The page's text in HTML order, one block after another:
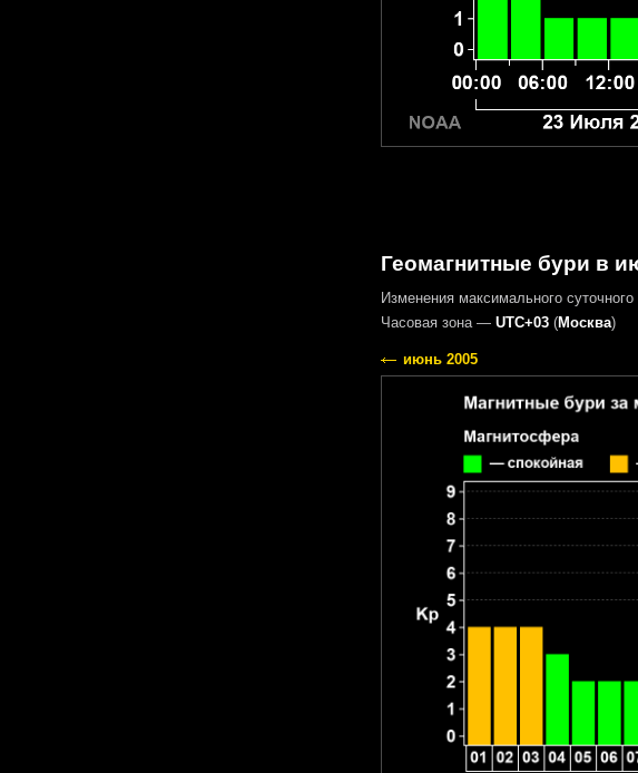
Геомагнитные бури в
Изменения максимального
Часовая зона — UTC+03(Москва)
июнь 2005